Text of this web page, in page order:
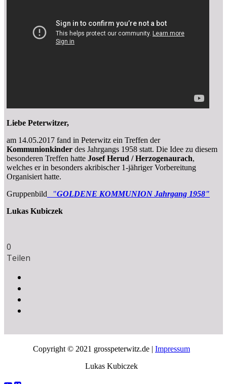
Liebe Peterwitzer,
am 14.05.2017 fand in Peterwitz ein Treffen der
Kommunionkinder des Jahrgangs 1958 statt. Die Idee zu diesem
besonderen Treffen hatte Josef Herud / Herzogenaurach,
welches er in besonders akribischer 1-jähriger Vorbereitung
Organisiert hatte.
Gruppenbild "GOLDENE KOMMUNION Jahrgang 1958"
Lukas Kubiczek
0
Teilen
Copyright © 2021 grosspeterwitz.de | Impressum
Lukas Kubiczek